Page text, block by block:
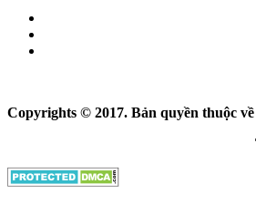
Copyrights © 2017. Bản quyền thuộc